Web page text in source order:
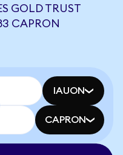
GOLD TRUST
CAPRON
IAUON
CAPRON